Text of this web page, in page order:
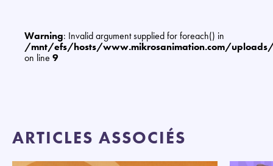
Warning: Invalid argument supplied for foreach() in
/mnt/efs/hosts/www.mikrosanimation.com/
on line 9
ARTICLES ASSOCIÉS